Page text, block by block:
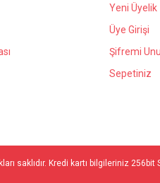
Gönder
Yeni Üyelik
Üye Girişi
Şifremi
Sepetiniz
saklıdır. Kredi kartı bilgileriniz 256bit